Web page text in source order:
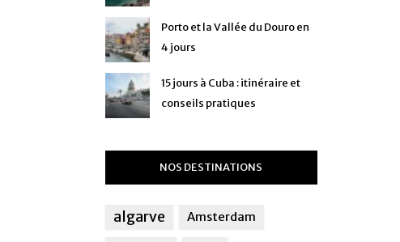
Porto et la Vallée du Douro en
4 jours
15 jours à Cuba : itinéraire et
conseils pratiques
NOS DESTINATIONS
algarve Amsterdam